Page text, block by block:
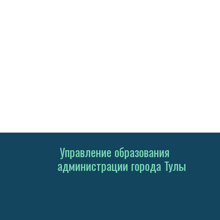
Управление образования
администрации города Тулы